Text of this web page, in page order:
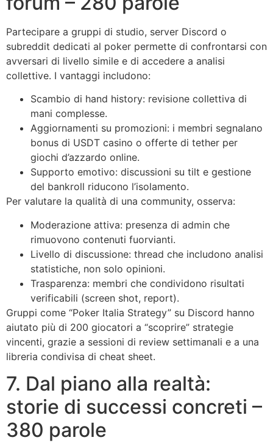
Partecipare a gruppi di studio, server Discord o
subreddit dedicati al poker permette di confrontarsi con
avversari di livello simile e di accedere a analisi
collettive. I vantaggi includono:
Scambio di hand history: revisione collettiva di
mani complesse.
Aggiornamenti su promozioni: i membri segnalano
bonus di USDT casino o offerte di tether per
giochi d’azzardo online.
Supporto emotivo: discussioni su tilt e gestione
del bankroll riducono l’isolamento.
Per valutare la qualità di una community, osserva:
Moderazione attiva: presenza di admin che
rimuovono contenuti fuorvianti.
Livello di discussione: thread che includono analisi
statistiche, non solo opinioni.
Trasparenza: membri che condividono risultati
verificabili (screen shot, report).
Gruppi come “Poker Italia Strategy” su Discord hanno
aiutato più di 200 giocatori a “scoprire” strategie
vincenti, grazie a sessioni di review settimanali e a una
libreria condivisa di cheat sheet.
7. Dal piano alla realtà:
storie di successi concreti –
380 parole